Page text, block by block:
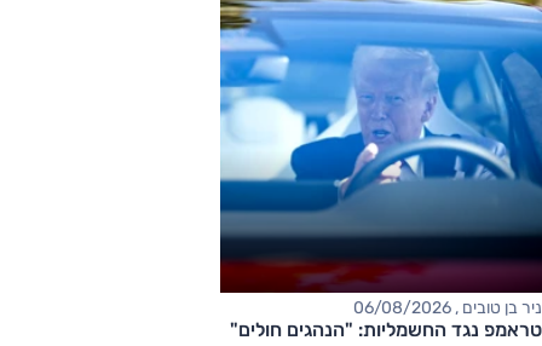
ניר בן טובים , 06/08/2026
טראמפ נגד החשמליות: "הנהגים חולים"